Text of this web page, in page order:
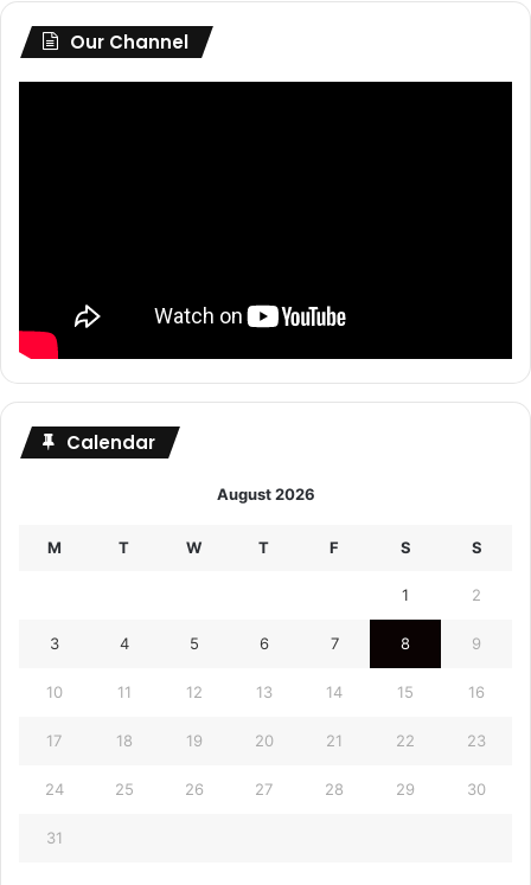
Our Channel
Calendar
August 2026
M T W T F S S
1 2
3 4 5 6 7 8 9
10 11 12 13 14 15 16
17 18 19 20 21 22 23
24 25 26 27 28 29 30
31